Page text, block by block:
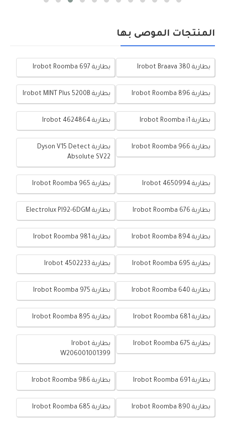
المنتجات الموصى بها
بطارية Irobot Braava 380 بطارية Irobot Roomba 697
بطارية Irobot Roomba 896 بطارية Irobot MINT Plus 5200B
بطارية Irobot Roomba i1 بطارية Irobot 4624864
بطارية Irobot Roomba 966
بطارية Dyson V15 Detect
Absolute SV22
بطارية Irobot 4650994 بطارية Irobot Roomba 965
بطارية Irobot Roomba 676 بطارية Electrolux PI92-6DGM
بطارية Irobot Roomba 894 بطارية Irobot Roomba 981
بطارية Irobot Roomba 695 بطارية Irobot 4502233
بطارية Irobot Roomba 640 بطارية Irobot Roomba 975
بطارية Irobot Roomba 681 بطارية Irobot Roomba 895
بطارية Irobot Roomba 675
بطارية Irobot
W206001001399
بطارية Irobot Roomba 691 بطارية Irobot Roomba 986
بطارية Irobot Roomba 890 بطارية Irobot Roomba 685